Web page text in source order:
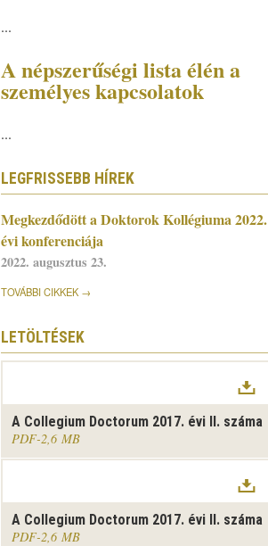
...
A népszerűségi lista élén a
személyes kapcsolatok
...
LEGFRISSEBB HÍREK
Megkezdődött a Doktorok Kollégiuma 2022.
évi konferenciája
2022. augusztus 23.
TOVÁBBI CIKKEK
LETÖLTÉSEK
A Collegium Doctorum 2017. évi II. száma
PDF 2,6 MB
A Collegium Doctorum 2017. évi II. száma
PDF 2,6 MB